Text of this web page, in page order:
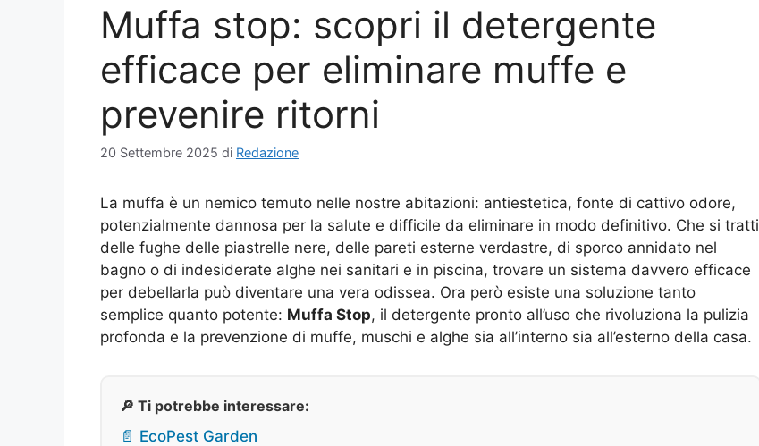
Muffa stop: scopri il detergente
efficace per eliminare muffe e
prevenire ritorni
20 Settembre 2025 di Redazione
La muffa è un nemico temuto nelle nostre abitazioni: antiestetica, fonte di cattivo odore,
potenzialmente dannosa per la salute e difficile da eliminare in modo definitivo. Che si tratti
delle fughe delle piastrelle nere, delle pareti esterne verdastre, di sporco annidato nel
bagno o di indesiderate alghe nei sanitari e in piscina, trovare un sistema davvero efficace
per debellarla può diventare una vera odissea. Ora però esiste una soluzione tanto
semplice quanto potente: Muffa Stop, il detergente pronto all’uso che rivoluziona la pulizia
profonda e la prevenzione di muffe, muschi e alghe sia all’interno sia all’esterno della casa.
🔎 Ti potrebbe interessare:
📄 EcoPest Garden